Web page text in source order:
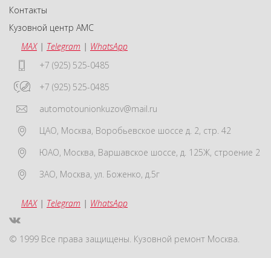
Контакты
Кузовной центр АМС
MAX| Telegram | WhatsApp
+7 (925) 525-0485
+7 (925) 525-0485
automotounionkuzov@mail.ru
ЦАО, Москва, Воробьевское шоссе д. 2, стр. 42
ЮАО, Москва, Варшавское шоссе, д. 125Ж, строение 2
ЗАО, Москва, ул. Боженко, д.5г
MAX| Telegram | WhatsApp
© 1999 Все права защищены. Кузовной ремонт Москва.